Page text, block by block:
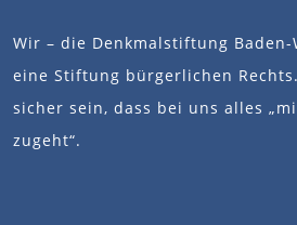
Wir – die Denkmalstiftung
eine Stiftung bürgerlichen
sicher sein, dass bei uns alles
zugeht“.